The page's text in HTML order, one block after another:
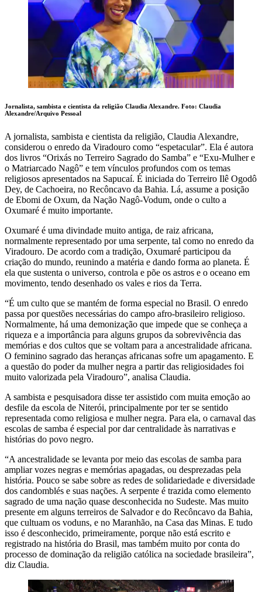
Jornalista, sambista e cientista da religião Claudia Alexandre. Foto: Claudia
Alexandre/Arquivo Pessoal
A jornalista, sambista e cientista da religião, Claudia Alexandre,
considerou o enredo da Viradouro como “espetacular”. Ela é autora
dos livros “Orixás no Terreiro Sagrado do Samba” e “Exu-Mulher e
o Matriarcado Nagô” e tem vínculos profundos com os temas
religiosos apresentados na Sapucaí. É iniciada do Terreiro Ilê Ogodô
Dey, de Cachoeira, no Recôncavo da Bahia. Lá, assume a posição
de Ebomi de Oxum, da Nação Nagô-Vodum, onde o culto a
Oxumaré é muito importante.
Oxumaré é uma divindade muito antiga, de raiz africana,
normalmente representado por uma serpente, tal como no enredo da
Viradouro. De acordo com a tradição, Oxumaré participou da
criação do mundo, reunindo a matéria e dando forma ao planeta. É
ela que sustenta o universo, controla e põe os astros e o oceano em
movimento, tendo desenhado os vales e rios da Terra.
“É um culto que se mantém de forma especial no Brasil. O enredo
passa por questões necessárias do campo afro-brasileiro religioso.
Normalmente, há uma demonização que impede que se conheça a
riqueza e a importância para alguns grupos da sobrevivência das
memórias e dos cultos que se voltam para a ancestralidade africana.
O feminino sagrado das heranças africanas sofre um apagamento. E
a questão do poder da mulher negra a partir das religiosidades foi
muito valorizada pela Viradouro”, analisa Claudia.
A sambista e pesquisadora disse ter assistido com muita emoção ao
desfile da escola de Niterói, principalmente por ter se sentido
representada como religiosa e mulher negra. Para ela, o carnaval das
escolas de samba é especial por dar centralidade às narrativas e
histórias do povo negro.
“A ancestralidade se levanta por meio das escolas de samba para
ampliar vozes negras e memórias apagadas, ou desprezadas pela
história. Pouco se sabe sobre as redes de solidariedade e diversidade
dos candomblés e suas nações. A serpente é trazida como elemento
sagrado de uma nação quase desconhecida no Sudeste. Mas muito
presente em alguns terreiros de Salvador e do Recôncavo da Bahia,
que cultuam os voduns, e no Maranhão, na Casa das Minas. E tudo
isso é desconhecido, primeiramente, porque não está escrito e
registrado na história do Brasil, mas também muito por conta do
processo de dominação da religião católica na sociedade brasileira”,
diz Claudia.